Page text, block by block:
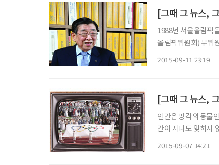
[그때 그 뉴스,
1988년 서울올림픽
올림픽위원회) 부위
2015-09-11 23:19
[그때 그 뉴스,
인간은 망각의 동물
간이 지나도 잊히지 않는 기억이 있다. 시간이 지나도 잊을 수 없는 9월의 기억으로 1988년 서
2015-09-07 14:21